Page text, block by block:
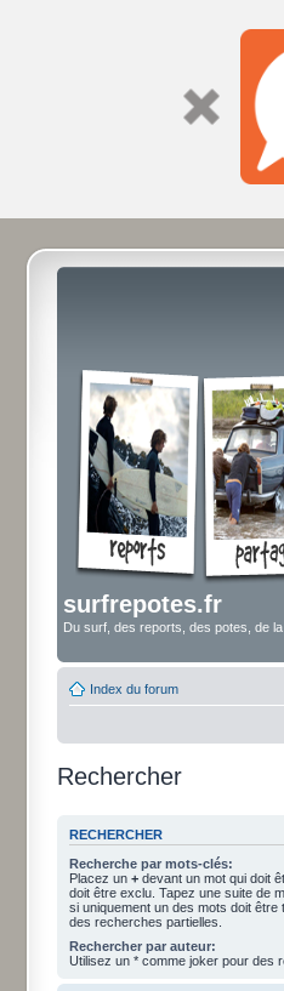
surfrepotes.fr
Du surf, des reports, des potes, de
Index du forum
Rechercher
RECHERCHER
Recherche par mots-clés:
Placez un + devant un mot qui doit
doit être exclu. Tapez une suite de
si uniquement un des mots doit
des recherches partielles.
Rechercher par auteur:
Utilisez un * comme joker pour des